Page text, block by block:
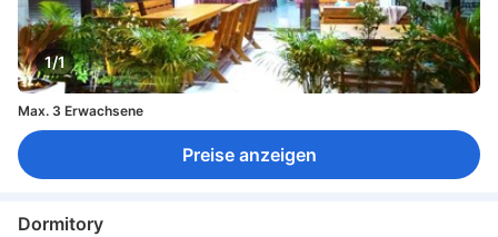
1/1
Max. 3 Erwachsene
Preise anzeigen
Dormitory